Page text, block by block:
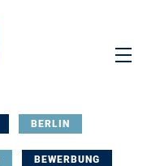
BERLIN
BEWERBUNG